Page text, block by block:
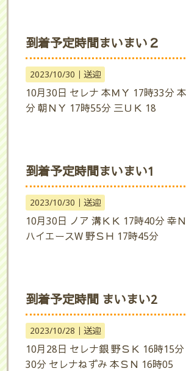
到着予定時間まいまい２
2023/10/30｜ 送迎
10月30日 セレナ 本ＭＹ 17時33分
分 朝ＮＹ 17時55分 三ＵＫ 18
到着予定時間まいまい1
2023/10/30｜ 送迎
10月30日 ノア 溝ＫＫ 17時40分 幸
ハイエースW 野ＳＨ 17時45分
到着予定時間 まいまい2
2023/10/28｜ 送迎
10月28日 セレナ銀 野ＳＫ 16時15
30分 セレナねずみ 本ＳＮ 16時05